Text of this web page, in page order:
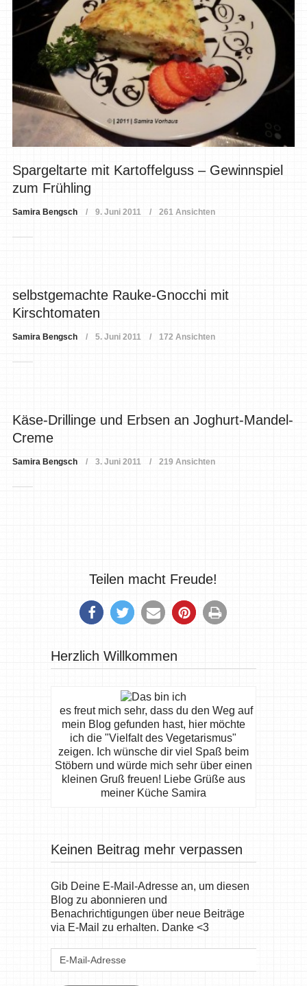
Spargeltarte mit Kartoffelguss – Gewinnspiel
zum Frühling
Samira Bengsch 9. Juni 2011 261 Ansichten
selbstgemachte Rauke-Gnocchi mit
Kirschtomaten
Samira Bengsch 5. Juni 2011 172 Ansichten
Käse-Drillinge und Erbsen an Joghurt-Mandel-
Creme
Samira Bengsch 3. Juni 2011 219 Ansichten
Teilen macht Freude!
Herzlich Willkommen
es freut mich sehr, dass du den Weg auf
mein Blog gefunden hast, hier möchte
ich die "Vielfalt des Vegetarismus"
zeigen. Ich wünsche dir viel Spaß beim
Stöbern und würde mich sehr über einen
kleinen Gruß freuen! Liebe Grüße aus
meiner Küche Samira
Keinen Beitrag mehr verpassen
Gib Deine E-Mail-Adresse an, um diesen
Blog zu abonnieren und
Benachrichtigungen über neue Beiträge
via E-Mail zu erhalten. Danke <3
E-